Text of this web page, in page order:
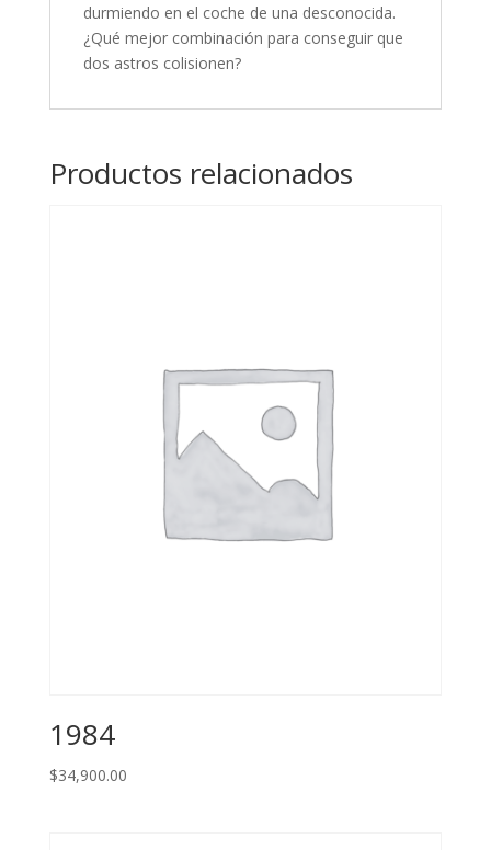
durmiendo en el coche de una desconocida.
¿Qué mejor combinación para conseguir que
dos astros colisionen?
Productos relacionados
1984
$34,900.00